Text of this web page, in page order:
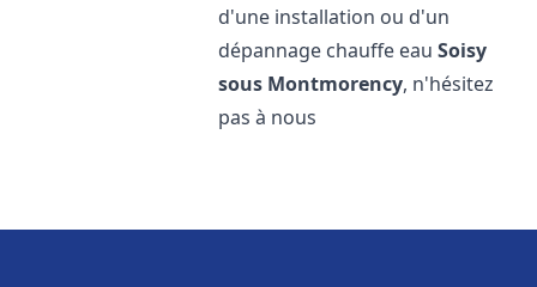
d'une installation ou d'un
dépannage chauffe eauSoisy
sous Montmorency, n'hésitez
pas à nous